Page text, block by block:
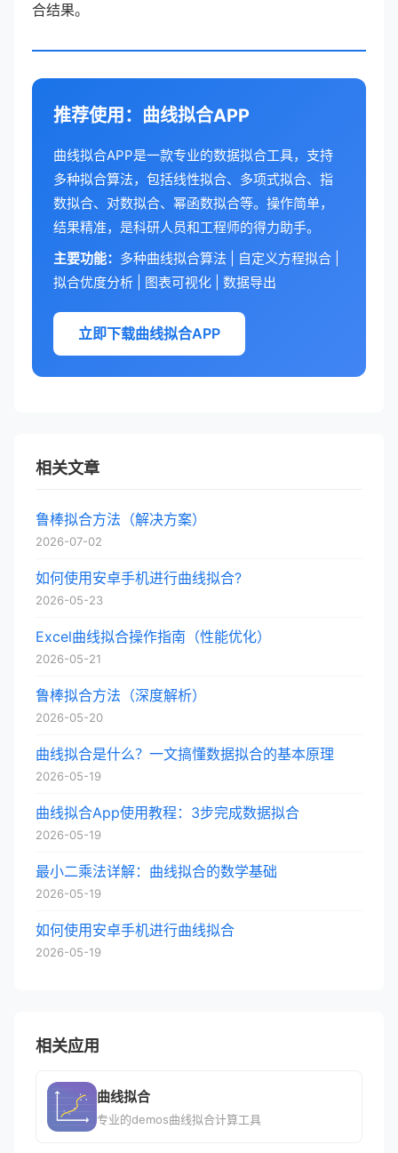
合结果。
推荐使用：曲线拟合APP
曲线拟合APP是一款专业的数据拟合工具，支持
多种拟合算法，包括线性拟合、多项式拟合、指
数拟合、对数拟合、幂函数拟合等。操作简单，
结果精准，是科研人员和工程师的得力助手。
主要功能： 多种曲线拟合算法 | 自定义方程拟合 |
拟合优度分析 | 图表可视化 | 数据导出
立即下载曲线拟合APP
相关文章
鲁棒拟合方法（解决方案）
2026-07-02
如何使用安卓手机进行曲线拟合?
2026-05-23
Excel曲线拟合操作指南（性能优化）
2026-05-21
鲁棒拟合方法（深度解析）
2026-05-20
曲线拟合是什么？一文搞懂数据拟合的基本原理
2026-05-19
曲线拟合App使用教程：3步完成数据拟合
2026-05-19
最小二乘法详解：曲线拟合的数学基础
2026-05-19
如何使用安卓手机进行曲线拟合
2026-05-19
相关应用
曲线拟合
专业的demos曲线拟合计算工具